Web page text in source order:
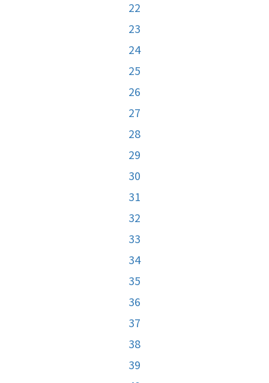
22
23
24
25
26
27
28
29
30
31
32
33
34
35
36
37
38
39